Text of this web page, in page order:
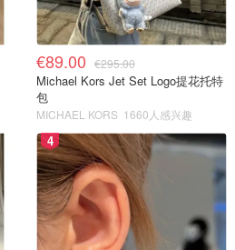
€89.00 €295.00
Michael Kors Jet Set Logo提花托特
包
MICHAEL KORS 1660人感兴趣
4